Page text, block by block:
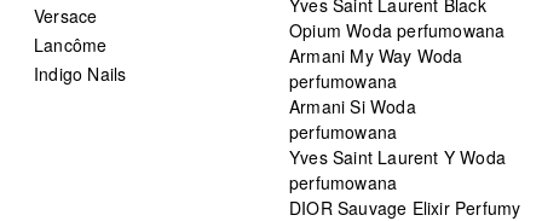
Versace
Lancôme
Indigo Nails
Opium Woda perfumowana
Armani My Way Woda
perfumowana
Armani Si Woda
perfumowana
Yves Saint Laurent Y Woda
perfumowana
DIOR Sauvage Elixir Perfumy